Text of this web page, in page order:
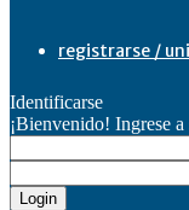
registrarse /
Identificarse
¡Bienvenido! Ingrese a